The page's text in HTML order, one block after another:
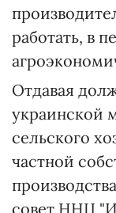
работать, в
Отдавая
украинской
сельского
частной
совет ННЦ